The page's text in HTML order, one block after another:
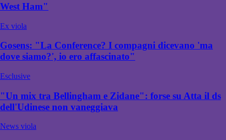
West Ham"
Ex viola
Gosens: "La Conference? I compagni dicevano 'ma
dove siamo?', io ero affascinato"
Esclusive
"Un mix tra Bellingham e Zidane": forse su Atta il ds
dell'Udinese non vaneggiava
News viola